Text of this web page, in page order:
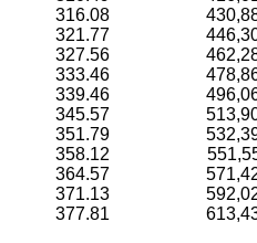
316.08
321.77
327.56
333.46
339.46
345.57
351.79
358.12
364.57
371.13
377.81